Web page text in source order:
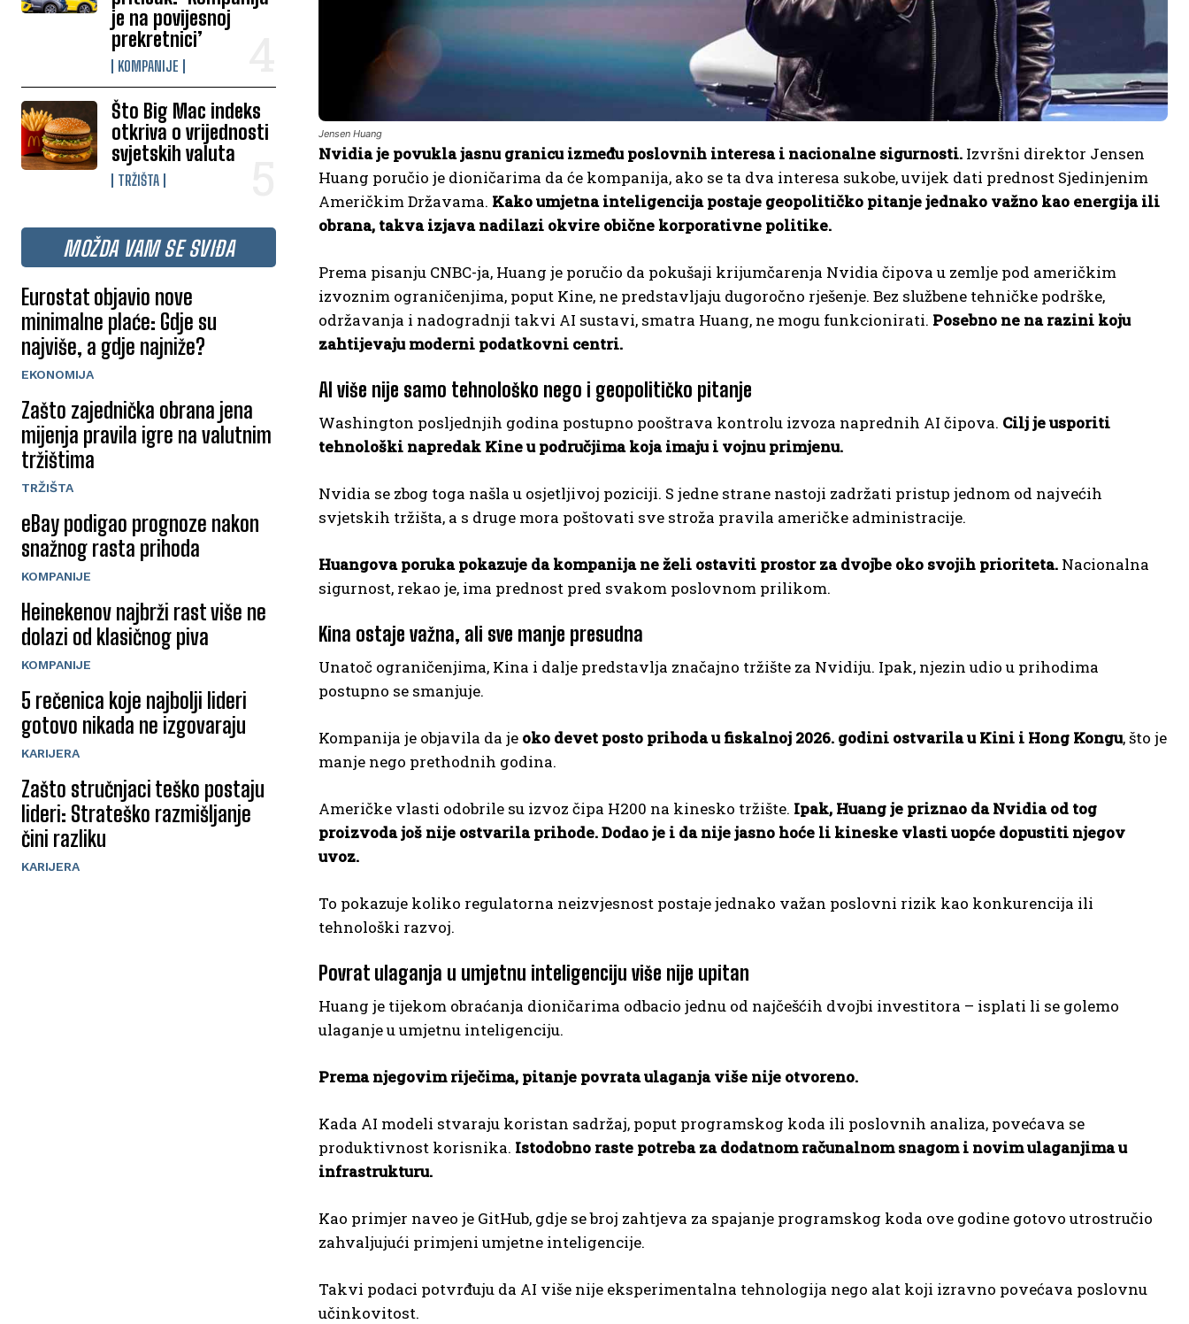
je na povijesnoj
prekretnici’
KOMPANIJE
Što Big Mac indeks
otkriva o vrijednosti
svjetskih valuta
TRŽIŠTA
MOŽDA VAM SE SVIĐA
Eurostat objavio nove
minimalne plaće: Gdje su
najviše, a gdje najniže?
EKONOMIJA
Zašto zajednička obrana jena
mijenja pravila igre na valutnim
tržištima
TRŽIŠTA
eBay podigao prognoze nakon
snažnog rasta prihoda
KOMPANIJE
Heinekenov najbrži rast više ne
dolazi od klasičnog piva
KOMPANIJE
5 rečenica koje najbolji lideri
gotovo nikada ne izgovaraju
KARIJERA
Zašto stručnjaci teško postaju
lideri: Strateško razmišljanje
čini razliku
KARIJERA
Jensen Huang
Nvidia je povukla jasnu granicu između poslovnih interesa i nacionalne sigurnosti. Izvršni direktor Jensen
Huang poručio je dioničarima da će kompanija, ako se ta dva interesa sukobe, uvijek dati prednost Sjedinjenim
Američkim Državama. Kako umjetna inteligencija postaje geopolitičko pitanje jednako važno kao energija ili
obrana, takva izjava nadilazi okvire obične korporativne politike.
Prema pisanju CNBC-ja, Huang je poručio da pokušaji krijumčarenja Nvidia čipova u zemlje pod američkim
izvoznim ograničenjima, poput Kine, ne predstavljaju dugoročno rješenje. Bez službene tehničke podrške,
održavanja i nadogradnji takvi AI sustavi, smatra Huang, ne mogu funkcionirati. Posebno ne na razini koju
zahtijevaju moderni podatkovni centri.
AI više nije samo tehnološko nego i geopolitičko pitanje
Washington posljednjih godina postupno pooštrava kontrolu izvoza naprednih AI čipova. Cilj je usporiti
tehnološki napredak Kine u područjima koja imaju i vojnu primjenu.
Nvidia se zbog toga našla u osjetljivoj poziciji. S jedne strane nastoji zadržati pristup jednom od najvećih
svjetskih tržišta, a s druge mora poštovati sve stroža pravila američke administracije.
Huangova poruka pokazuje da kompanija ne želi ostaviti prostor za dvojbe oko svojih prioriteta. Nacionalna
sigurnost, rekao je, ima prednost pred svakom poslovnom prilikom.
Kina ostaje važna, ali sve manje presudna
Unatoč ograničenjima, Kina i dalje predstavlja značajno tržište za Nvidiju. Ipak, njezin udio u prihodima
postupno se smanjuje.
Kompanija je objavila da je oko devet posto prihoda u fiskalnoj 2026. godini ostvarila u Kini i Hong Kongu, što je
manje nego prethodnih godina.
Američke vlasti odobrile su izvoz čipa H200 na kinesko tržište. Ipak, Huang je priznao da Nvidia od tog
proizvoda još nije ostvarila prihode. Dodao je i da nije jasno hoće li kineske vlasti uopće dopustiti njegov
uvoz.
To pokazuje koliko regulatorna neizvjesnost postaje jednako važan poslovni rizik kao konkurencija ili
tehnološki razvoj.
Povrat ulaganja u umjetnu inteligenciju više nije upitan
Huang je tijekom obraćanja dioničarima odbacio jednu od najčešćih dvojbi investitora – isplati li se golemo
ulaganje u umjetnu inteligenciju.
Prema njegovim riječima, pitanje povrata ulaganja više nije otvoreno.
Kada AI modeli stvaraju koristan sadržaj, poput programskog koda ili poslovnih analiza, povećava se
produktivnost korisnika. Istodobno raste potreba za dodatnom računalnom snagom i novim ulaganjima u
infrastrukturu.
Kao primjer naveo je GitHub, gdje se broj zahtjeva za spajanje programskog koda ove godine gotovo utrostručio
zahvaljujući primjeni umjetne inteligencije.
Takvi podaci potvrđuju da AI više nije eksperimentalna tehnologija nego alat koji izravno povećava poslovnu
učinkovitost.